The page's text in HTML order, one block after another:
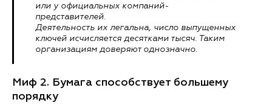
или у официальных компаний-
представителей.
Деятельность их легальна, число выпущенных
ключей исчисляется десятками тысяч. Таким
организациям доверяют однозначно.
Миф 2. Бумага способствует большему
порядку